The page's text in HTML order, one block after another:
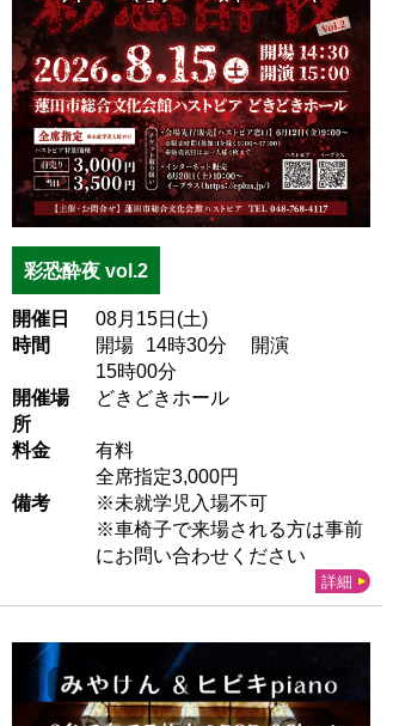
彩恐酔夜 vol.2
開催日
08月15日(土)
時間
開場 14時30分
開演
15時00分
開催場
所
どきどきホール
料金
有料
全席指定3,000円
備考
※未就学児入場不可
※車椅子で来場される方は事前
にお問い合わせください
詳細